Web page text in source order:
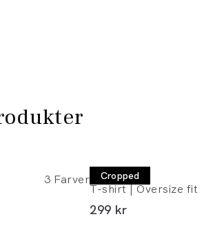
3 Farver Cropped
Lindbergh
T-shirt | Oversize fit
I alt (inkl. rabat)
299 kr